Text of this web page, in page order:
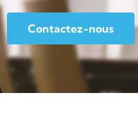
Contactez-nous